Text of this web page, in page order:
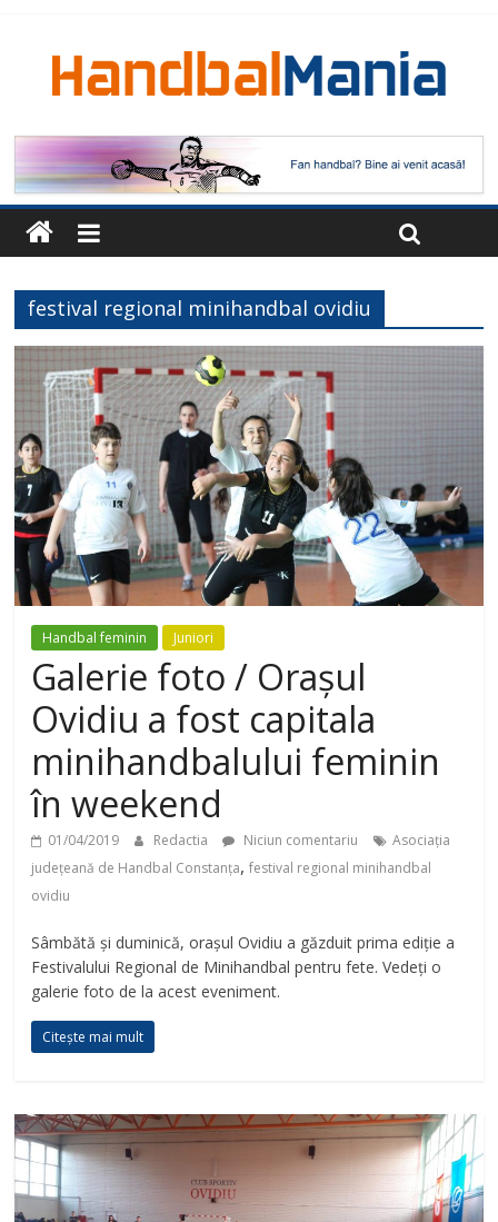
festival regional minihandbal ovidiu
Handbal feminin Juniori
Galerie foto / Orașul
Ovidiu a fost capitala
minihandbalului feminin
în weekend
01/04/2019 Redactia Niciun comentariu
Asociația
județeană de Handbal Constanța,festival regional minihandbal
ovidiu
Sâmbătă și duminică, orașul Ovidiu a găzduit prima ediție a
Festivalului Regional de Minihandbal pentru fete. Vedeți o
galerie foto de la acest eveniment.
Citește mai mult